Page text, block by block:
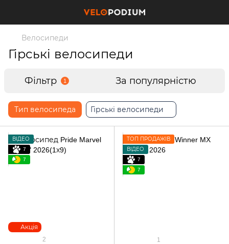
Велосипеди
Гірські велосипеди
Фільтр 1 За популярністю
Тип велосипеда Гірські велосипеди
Акція
ВІДЕО
7
7
2
ТОП ПРОДАЖІВ
ВІДЕО
7
7
1